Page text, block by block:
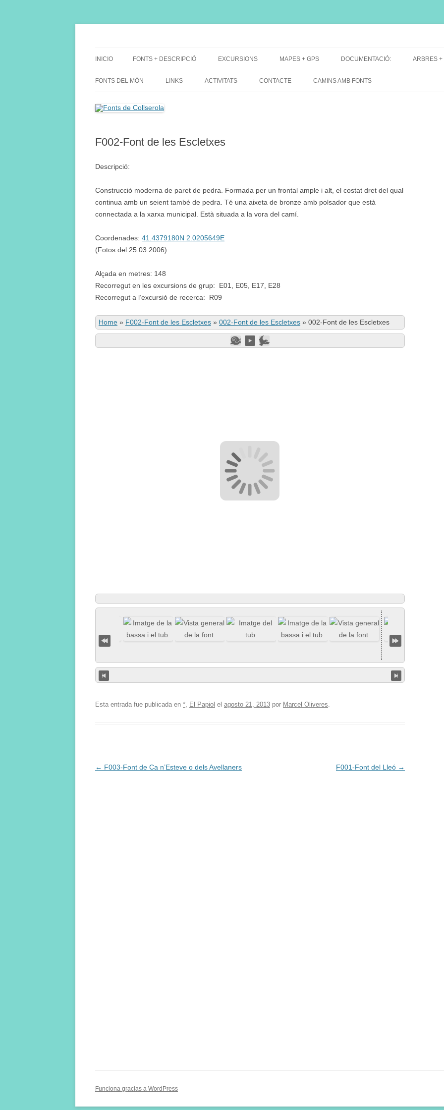
INICIO FONTS + DESCRIPCIÓ EXCURSIONS
DE GRUP
MAPES + GPS
MAPES EXCURSIONS
DOCUMENTACIÓ: ARBRES
FONTS DEL MÓN LINKS ACTIVITATS CONTACTE CAMINS AMB FONTS
F002-Font de les Escletxes
Descripció:
Construcció moderna de paret de pedra. Formada per un frontal ample i alt, el costat dret del qual
continua amb un seient també de pedra. Té una aixeta de bronze amb polsador que està
connectada a la xarxa municipal. Està situada a la vora del camí.
Coordenades: 41.4379180N 2.0205649E
(Fotos del 25.03.2006)
Alçada en metres: 148
Recorregut en les excursions de grup: E01, E05, E17, E28
Recorregut a l’excursió de recerca: R09
Home » F002-Font de les Escletxes » 002-Font de les Escletxes » 002-Font de les Escletxes
Esta entrada fue publicada en *, El Papiol el agosto 21, 2013 por Marcel Oliveres.
Navegación
← F003-Font de Ca n’Esteve o dels Avellaners F001-Font del Lleó →
Funciona gracias a WordPress